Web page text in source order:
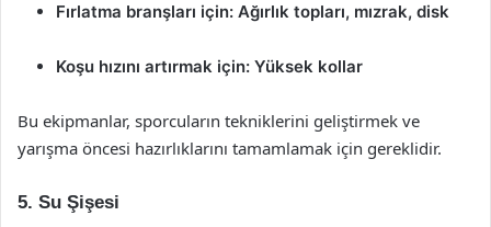
Fırlatma branşları için: Ağırlık topları, mızrak, disk
Koşu hızını artırmak için: Yüksek kollar
Bu ekipmanlar, sporcuların tekniklerini geliştirmek ve
yarışma öncesi hazırlıklarını tamamlamak için gereklidir.
5. Su Şişesi